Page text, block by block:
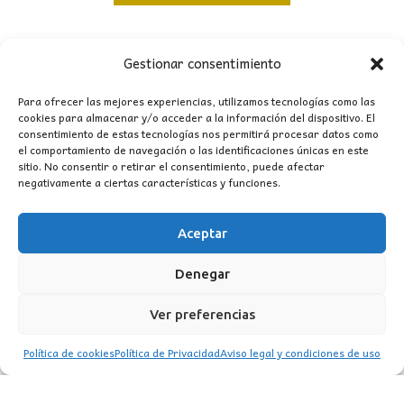
Gestionar consentimiento
Para ofrecer las mejores experiencias, utilizamos tecnologías como las
cookies para almacenar y/o acceder a la información del dispositivo. El
consentimiento de estas tecnologías nos permitirá procesar datos como
el comportamiento de navegación o las identificaciones únicas en este
sitio. No consentir o retirar el consentimiento, puede afectar
negativamente a ciertas características y funciones.
Aceptar
Denegar
Ver preferencias
Política de cookiesPolítica de PrivacidadAviso legal y condiciones de uso
original
319,00€.
actual
207,00€.
CONTACTO
MI CUENTA